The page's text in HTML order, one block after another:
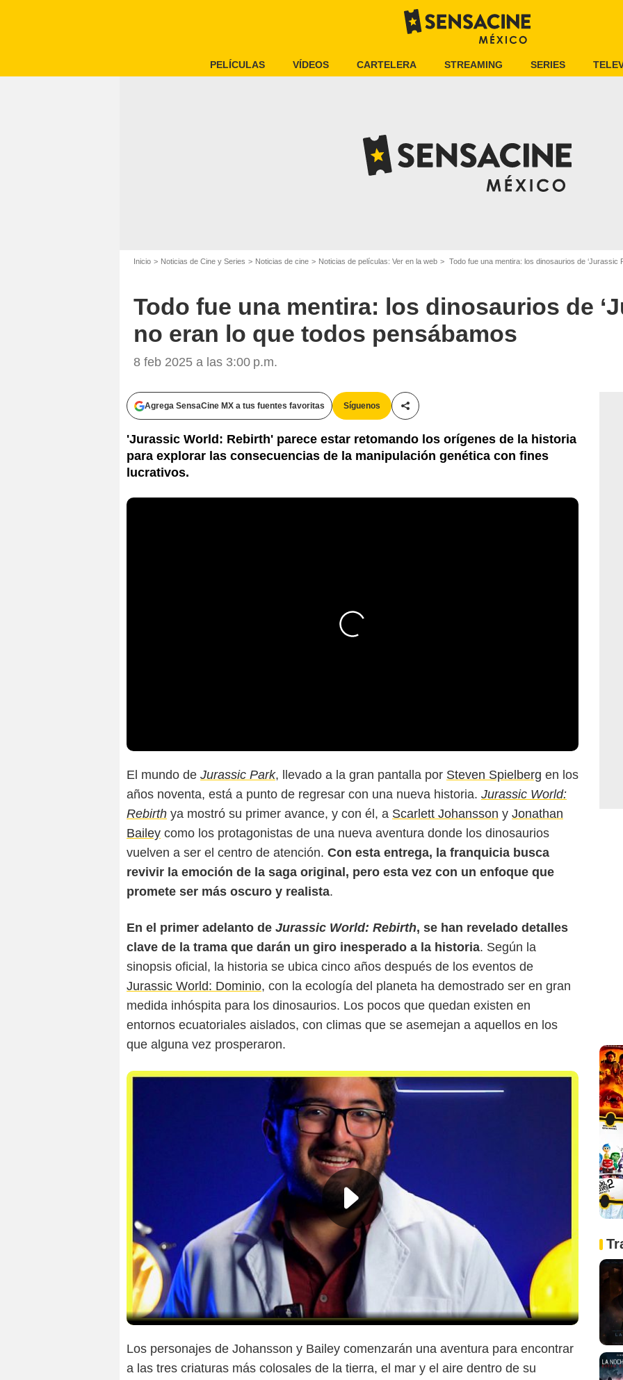
PELÍCULAS VÍDEOS CARTELERA STREAMING SERIES
Inicio Noticias de Cine y Series Noticias de cine Noticias de películas: Ver en la web Todo fue una mentira: los dinosaurios de ‘Jurassic
Todo fue una mentira: los dinosaurios de
no eran lo que todos pensábamos
8 feb 2025 a las 3:00 p.m.
Agrega SensaCine MX a tus fuentes favoritas Síguenos
Compartir esta noticia
'Jurassic World: Rebirth' parece estar retomando los orígenes de la historia
para explorar las consecuencias de la manipulación genética con fines
lucrativos.
El mundo de Jurassic Park, llevado a la gran pantalla por Steven Spielberg en los
años noventa, está a punto de regresar con una nueva historia. Jurassic World:
Rebirth ya mostró su primer avance, y con él, a Scarlett Johansson y Jonathan
Bailey como los protagonistas de una nueva aventura donde los dinosaurios
vuelven a ser el centro de atención. Con esta entrega, la franquicia busca
revivir la emoción de la saga original, pero esta vez con un enfoque que
promete ser más oscuro y realista.
En el primer adelanto de Jurassic World: Rebirth, se han revelado detalles
clave de la trama que darán un giro inesperado a la historia. Según la
sinopsis oficial, la historia se ubica cinco años después de los eventos de
Jurassic World: Dominio, con la ecología del planeta ha demostrado ser en gran
medida inhóspita para los dinosaurios. Los pocos que quedan existen en
entornos ecuatoriales aislados, con climas que se asemejan a aquellos en los
que alguna vez prosperaron.
Los personajes de Johansson y Bailey comenzarán una aventura para encontrar
a las tres criaturas más colosales de la tierra, el mar y el aire dentro de su
Entertainment Weekly